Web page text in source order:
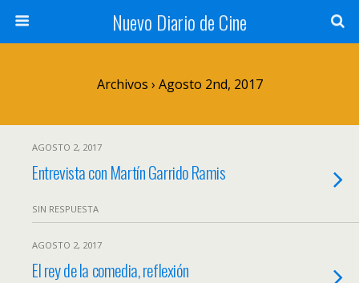
Nuevo Diario de Cine
Archivos › Agosto 2nd, 2017
AGOSTO 2, 2017
Entrevista con Martín Garrido Ramis
SIN RESPUESTA
AGOSTO 2, 2017
El rey de la comedia, reflexión